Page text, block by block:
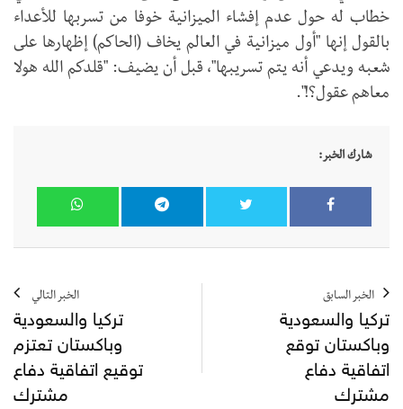
خطاب له حول عدم إفشاء الميزانية خوفا من تسربها للأعداء
بالقول إنها "أول ميزانية في العالم يخاف (الحاكم) إظهارها على
شعبه ويدعي أنه يتم تسريبها"، قبل أن يضيف: "قلدكم الله هولا
معاهم عقول؟!".
شارك الخبر:
الخبر السابق
تركيا والسعودية
وباكستان توقع
اتفاقية دفاع
مشترك
الخبر التالي
تركيا والسعودية
وباكستان تعتزم
توقيع اتفاقية دفاع
مشترك